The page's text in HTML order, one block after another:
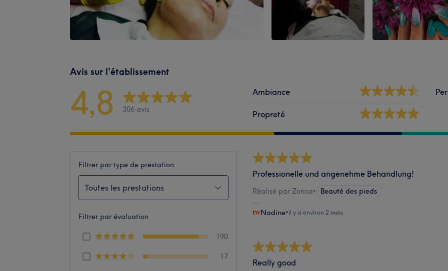
Avis sur l'établissement
4,8 306 avis
Ambiance
Propreté
Filtrer par type de prestation
Toutes les prestations
Filtrer par évaluation
190
17
Professionelle und angenehme Behandlung!
Réalisé par Zorica• Beauté des pieds
Nadine•il y a environ 2 mois
Really good